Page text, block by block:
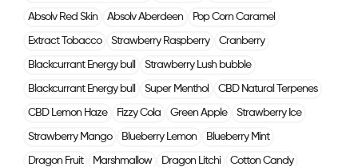
Absolv Red Skin Absolv Aberdeen Pop Corn Caramel
Extract Tobacco Strawberry Raspberry Cranberry
Blackcurrant Energy bull Strawberry Lush bubble
Blackcurrant Energy bull Super Menthol CBD Natural Terpenes
CBD Lemon Haze Fizzy Cola Green Apple Strawberry Ice
Strawberry Mango Blueberry Lemon Blueberry Mint
Dragon Fruit Marshmallow Dragon Litchi Cotton Candy